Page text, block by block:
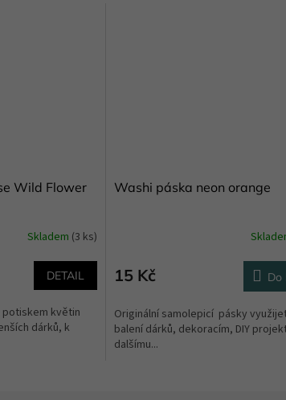
Wild Flower
Skladem (3 ks)
DETAIL
potiskem květin
dárků, k
Washi páska neon orange
15 Kč Do
Originální samolepicí pásky
balení dárků, dekoracím, DIY
dalšímu...